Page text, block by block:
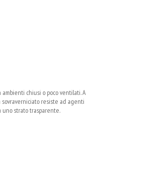
chiusi o poco ventilati. A
resiste ad agenti
strato trasparente.